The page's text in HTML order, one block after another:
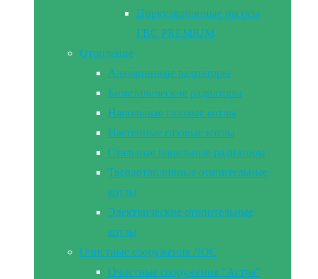
Циркуляционные насосы
ГВС PREMIUM
Отопление
Алюминивые радиаторы
Биметалические радиаторы
Напольные газовые котлы
Настенные газовые котлы
Стальные панельные радиаторы
Твердотопливные отопительные
котлы
Электрические отопительные
котлы
Очистные сооружения ЛОС
Очистные сооружения “Астра”